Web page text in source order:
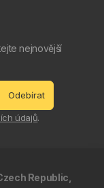
nejnovější
Odebírat
údajů.
Republic,